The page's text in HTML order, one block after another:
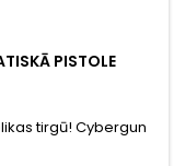
PISTOLE
tirgū! Cybergun